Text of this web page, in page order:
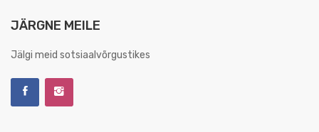
JÄRGNE MEILE
Jälgi meid sotsiaalvõrgustikes